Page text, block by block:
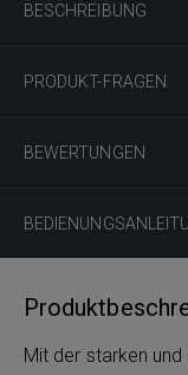
BESCHREIBUNG
PRODUKT-FRAGEN
BEWERTUNGEN
Mit der starken